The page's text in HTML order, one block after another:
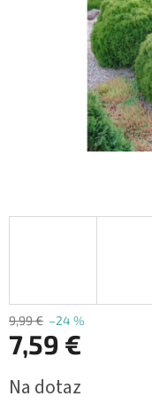
9,99 € –24 %
7,59 €
cena:
Na dotaz